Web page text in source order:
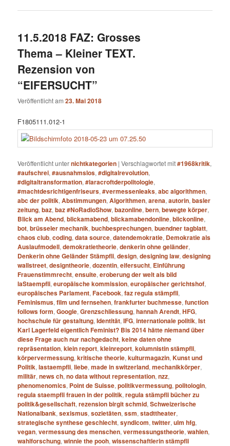
11.5.2018 FAZ: Grosses
Thema – Kleiner TEXT.
Rezension von
“EIFERSUCHT”
Veröffentlicht am23. Mai 2018
F1805111.012-1
Veröffentlicht unternichtkategorien |Verschlagwortet mit#1968kritik,
#aufschrei,#ausnahmslos,#digitalrevolution,
#digitaltransformation,#laracroftderpolitologie,
#machtdesrichtigenfriseurs,#vermessenleaks,abc algorithmen,
abc der politik,Abstimmungen,Algorithmen,arena,autorin,basler
zeitung,baz,baz #NoRadioShow,bazonline,bern,bewegte körper,
Blick am Abend,blickamabend,blickamabendonline,blickonline,
bot,brüsseler mechanik,buchbesprechungen,buendner tagblatt,
chaos club,coding,data source,datendemokratie, Demokratie als
Auslaufmodell,demokratietheorie,denkerin ohne geländer,
Denkerin ohne Geländer Stämpfli,design,designing law,designing
wallstreet,designtheorie,dozentin,eifersucht, Einführung
Frauenstimmrecht,ensuite,eroberung der welt als bild
laStaempfli,europäische kommission,europäischer gerichtshof,
europäisches Parlament,Facebook,faz regula stämpfli,
Feminismus,film und fernsehen,frankfurter buchmesse,function
follows form,Google,Grenzschliessung,hannah Arendt,HFG,
hochschule für gestaltung,Identität,IFG,internationale politik,Ist
Karl Lagerfeld eigentlich Feminist? Bis 2014 hätte niemand über
diese Frage auch nur nachgedacht,keine daten ohne
repräsentation,klein report,kleinreport,kolumnistin stämpfli,
körpervermessung,kritische theorie,kulturmagazin,Kunst und
Politik,lastaempfli,liebe,made in switzerland,mechanikkörper,
militär,news ch,no data without representation,nzz,
phenomenomics, Point de Suisse,politikvermessung,politologin,
regula staempfli frauen in der politik,regula stämpfli bücher zu
politik&gesellschaft,rezension birgit schmid,Schweizerische
Nationalbank,sexismus,sozietäten,ssm,stadttheater,
strategische synthese geschlecht,syndicom,twitter,ulm hfg,
vegan,vermessung des menschen,vermessungstheorie,wahlen,
wahlforschung,winnie the pooh,wissenschaftlerin stämpfli